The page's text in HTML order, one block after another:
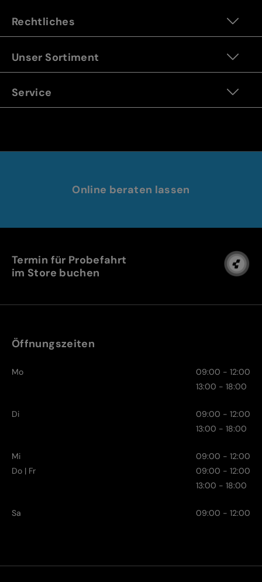
Rechtliches
Unser Sortiment
Service
Online beraten lassen
Termin für Probefahrt
im Store buchen
Öffnungszeiten
Mo
09:00 - 12:00
13:00 - 18:00
Di
09:00 - 12:00
13:00 - 18:00
Mi
09:00 - 12:00
Do | Fr
09:00 - 12:00
13:00 - 18:00
Sa 09:00 - 12:00